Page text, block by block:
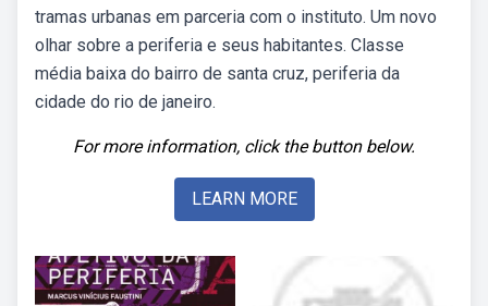
tramas urbanas em parceria com o instituto. Um novo
olhar sobre a periferia e seus habitantes. Classe
média baixa do bairro de santa cruz, periferia da
cidade do rio de janeiro.
For more information, click the button below.
LEARN MORE